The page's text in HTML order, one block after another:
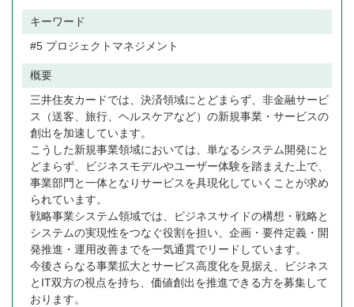
キーワード
#5 プロジェクトマネジメント
概要
三井住友カードでは、決済領域にとどまらず、非金融サービ
ス（送客、旅行、ヘルスケアなど）の新規事業・サービスの
創出を加速しています。
こうした新規事業領域においては、単なるシステム開発にと
どまらず、ビジネスモデルやユーザー体験を踏まえた上で、
事業部門と一体となりサービスを具現化していくことが求め
られています。
戦略事業システム領域では、ビジネスサイドの構想・戦略と
システムの実現性をつなぐ役割を担い、企画・要件定義・開
発推進・運用改善までを一気通貫でリードしています。
今後さらなる事業拡大とサービス高度化を見据え、ビジネス
とIT双方の視点を持ち、価値創出を推進できる方を募集して
おります。